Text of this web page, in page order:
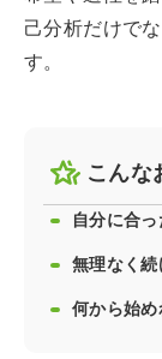
己分析だけで
す。
こんな
自分に合
無理なく
何から始